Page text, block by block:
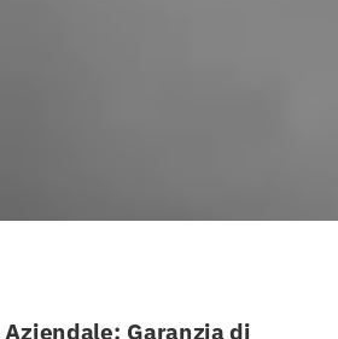
Garanzia di